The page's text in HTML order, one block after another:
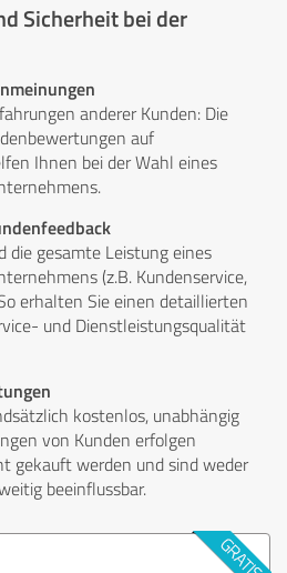
Sicherheit bei der
anderer Kunden: Die
auf
Ihnen bei der Wahl eines
die gesamte Leistung eines
(z.B. Kundenservice,
erhalten Sie einen detaillierten
und Dienstleistungsqualität
kostenlos, unabhängig
von Kunden erfolgen
gekauft werden und sind weder
beeinflussbar.